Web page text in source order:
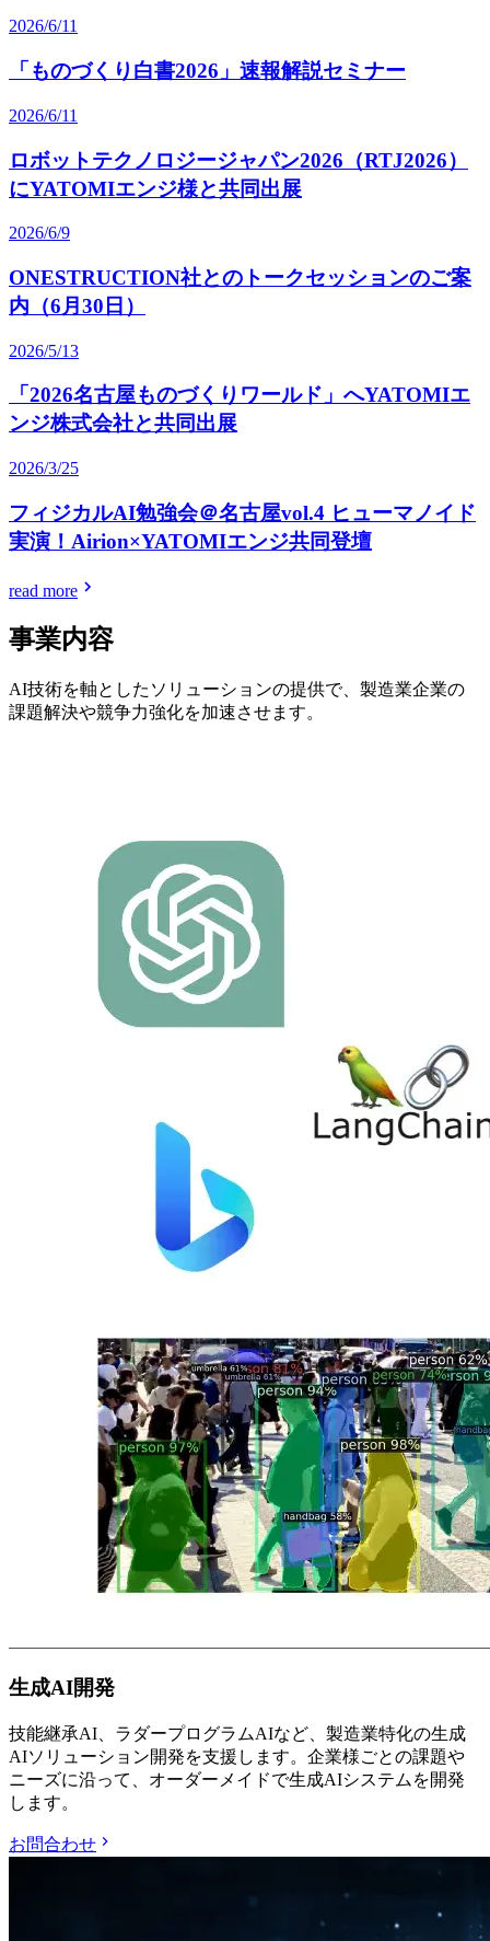
2026/6/11
「ものづくり白書2026」速報解説セミナー
2026/6/11
ロボットテクノロジージャパン2026（RTJ2026）
にYATOMIエンジ様と共同出展
2026/6/9
ONESTRUCTION社とのトークセッションのご案
内（6月30日）
2026/5/13
「2026名古屋ものづくりワールド」へYATOMIエ
ンジ株式会社と共同出展
2026/3/25
フィジカルAI勉強会＠名古屋vol.4 ヒューマノイド
実演！Airion×YATOMIエンジ共同登壇
read more
事業内容
AI技術を軸としたソリューションの提供で、製造業企業の
課題解決や競争力強化を加速させます。
生成AI開発
技能継承AI、ラダープログラムAIなど、製造業特化の生成
AIソリューション開発を支援します。企業様ごとの課題や
ニーズに沿って、オーダーメイドで生成AIシステムを開発
します。
お問合わせ